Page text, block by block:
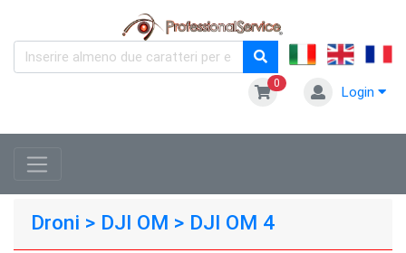
0
Login
Droni > DJI OM > DJI OM 4